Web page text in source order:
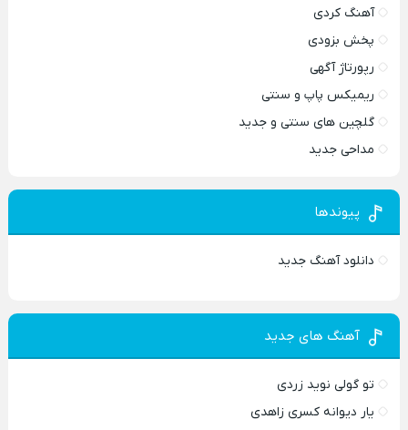
آهنگ کردی
پخش بزودی
رپورتاژ آگهی
ریمیکس پاپ و سنتی
گلچین های سنتی و جدید
مداحی جدید
پیوندها
دانلود آهنگ جدید
آهنگ های جدید
تو گولی نوید زردی
یار دیوانه کسری زاهدی